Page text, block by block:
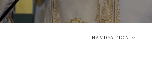
NAVIGATION